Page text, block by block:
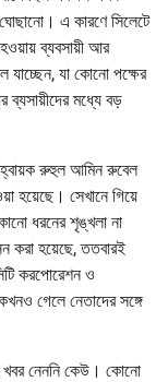
এ কারণে সিলেটে
ব্যবসায়ী আর
যাচ্ছেন, যা কোনো পক্ষের
ব্যসায়ীদের মধ্যে বড়
রুহুল আমিন রুবেল
হয়েছে। সেখানে গিয়ে
ধরনের শৃঙ্খলা না
করা হয়েছে, ততবারই
করপোরেশন ও
গেলে নেতাদের সঙ্গে
খবর নেননি কেউ। কোনো